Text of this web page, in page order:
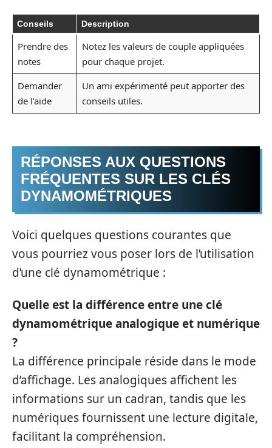
Conseils Description
Prendre des
notes
Notez les valeurs de couple appliquées
pour chaque projet.
Demander
de l’aide
Un ami expérimenté peut apporter des
conseils utiles.
RÉPONSES AUX QUESTIONS
FRÉQUENTES SUR LES CLÉS
DYNAMOMÉTRIQUES
Voici quelques questions courantes que
vous pourriez vous poser lors de l’utilisation
d’une clé dynamométrique :
Quelle est la différence entre une clé
dynamométrique analogique et numérique
?
La différence principale réside dans le mode
d’affichage. Les analogiques affichent les
informations sur un cadran, tandis que les
numériques fournissent une lecture digitale,
facilitant la compréhension.